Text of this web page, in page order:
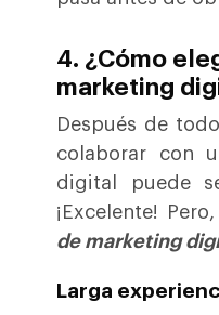
4. ¿Cómo
marketing
Después de
colaborar con
digital puede
¡Excelente! Pero,
de marketing
Larga